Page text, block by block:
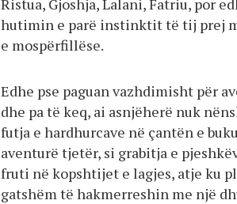
Ristua, Gjoshja, Lalani, Fatriu, por
hutimin e parë instinktit të tij prej
e mospërfillëse.
Edhe pse paguan vazhdimisht për
dhe pa të keq, ai asnjëherë nuk
futja e hardhurcave në çantën e
aventurë tjetër, si grabitja e
fruti në kopshtijet e lagjes, atje ku
gatshëm të hakmerreshin me një